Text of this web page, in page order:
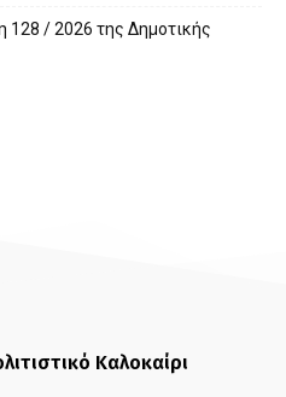
/ 2026 της Δημοτικής
Καλοκαίρι